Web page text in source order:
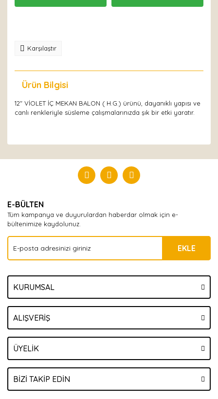
Karşılaştır
Ürün Bilgisi
12" VİOLET İÇ MEKAN BALON ( H.G.) ürünü, dayanıklı yapısı ve
canlı renkleriyle süsleme çalışmalarınızda şık bir etki yaratır.
Yorum Yaz
E-BÜLTEN
Tüm kampanya ve duyurulardan haberdar olmak için e-
bültenimize kaydolunuz.
EKLE
KURUMSAL
ALIŞVERİŞ
ÜYELİK
BİZİ TAKİP EDİN